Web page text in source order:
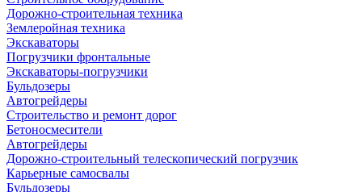
Дорожно-строительная техника
Землеройная техника
Экскаваторы
Погрузчики фронтальные
Экскаваторы-погрузчики
Бульдозеры
Автогрейдеры
Строительство и ремонт дорог
Бетоносмесители
Автогрейдеры
Дорожно-строительный телескопический погрузчик
Карьерные самосвалы
Бульдозеры